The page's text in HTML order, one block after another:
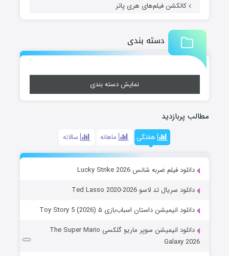
کالکشن فیلم‌های هری پاتر
دسته بندی
نمایش دسته بندی
مطالب پربازدید
هفتگی ماهانه سالانه
دانلود فیلم ضربه شانس Lucky Strike 2026
دانلود سریال تد لاسو Ted Lasso 2020-2026
دانلود انیمیشن داستان اسباب‌بازی ۵ Toy Story 5 (2026)
دانلود انیمیشن سوپر ماریو گلکسی The Super Mario
Galaxy 2026